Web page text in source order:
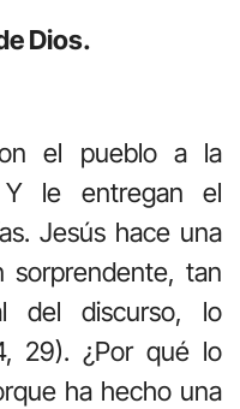
Dios.
el pueblo a la
Y le entregan el
Jesús hace una
sorprendente, tan
del discurso, lo
29). ¿Por qué lo
ha hecho una